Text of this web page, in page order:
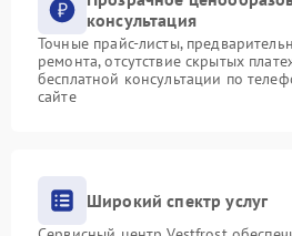
консультация
Точные прайс-листы,
ремонта, отсутствие скрытых
бесплатной консультации по
сайте
Широкий спектр услуг